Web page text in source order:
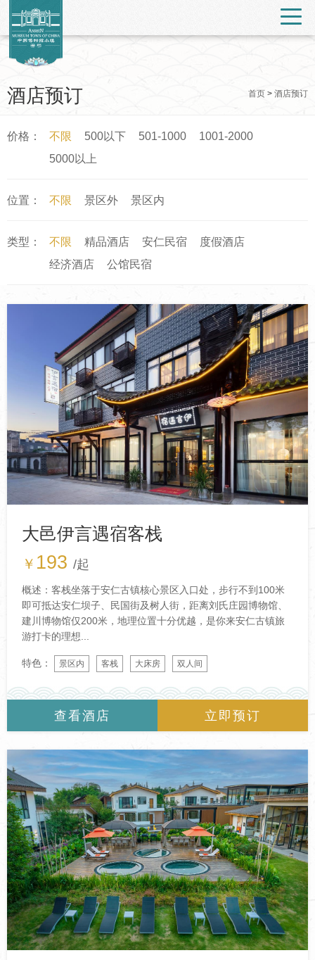
酒店预订 首页 > 酒店预订
价格： 不限 500以下 501-1000
1001-2000
5000以上
位置： 不限 景区外 景区内
类型： 不限 精品酒店 安仁民宿
度假酒店
经济酒店
公馆民宿
大邑伊言遇宿客栈
￥ 193/起
概述：客栈坐落于安仁古镇核心景区入口处，步行不到100米
即可抵达安仁坝子、民国街及树人街，距离刘氏庄园博物馆、
建川博物馆仅200米，地理位置十分优越，是你来安仁古镇旅
游打卡的理想...
特色： 景区内 客栈 大床房 双人间
查看酒店 立即预订